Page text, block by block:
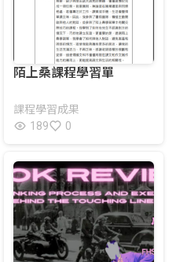
陌上桑課程學習單
課程學習成果
189
0